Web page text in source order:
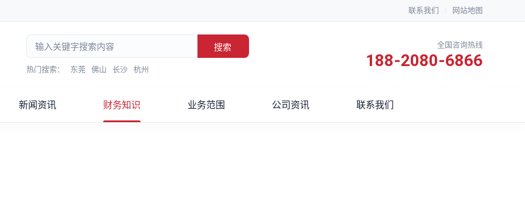
联系我们 网站地图
搜索
热门搜索： 东莞 佛山 长沙 杭州
全国咨询热线
188-2080-6866
新闻资讯 财务知识 业务范围 公司资讯 联系我们